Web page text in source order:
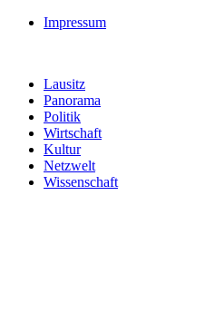
Impressum
Lausitz
Panorama
Politik
Wirtschaft
Kultur
Netzwelt
Wissenschaft